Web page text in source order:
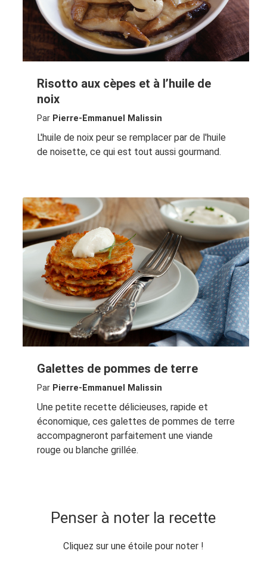
Risotto aux cèpes et à l’huile de
noix
Par Pierre-Emmanuel Malissin
L'huile de noix peur se remplacer par de l'huile
de noisette, ce qui est tout aussi gourmand.
Galettes de pommes de terre
Par Pierre-Emmanuel Malissin
Une petite recette délicieuses, rapide et
économique, ces galettes de pommes de terre
accompagneront parfaitement une viande
rouge ou blanche grillée.
Penser à noter la recette
Cliquez sur une étoile pour noter !